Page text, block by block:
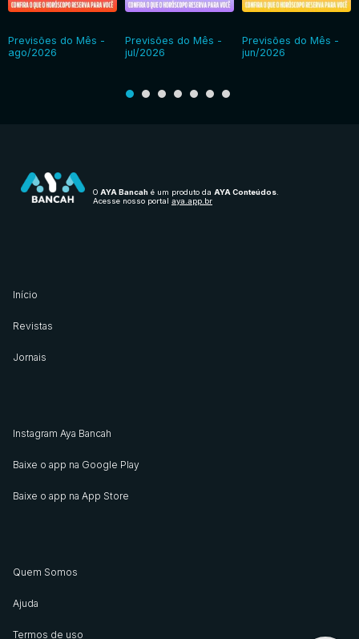
Previsões do Mês -
ago/2026
Previsões do Mês -
jul/2026
Previsões do Mês -
jun/2026
O AYA Bancah é um produto da AYA Conteúdos
Acesse nosso portal aya.app.br
Início
Revistas
Jornais
Instagram Aya Bancah
Baixe o app na Google Play
Baixe o app na App Store
Quem Somos
Ajuda
Termos de uso